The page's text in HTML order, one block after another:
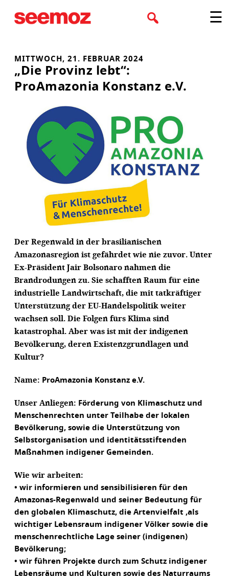
Inhalt
☰
MITTWOCH, 21. FEBRUAR 2024
„Die Provinz lebt“:
ProAmazonia Konstanz e.V.
Der Regenwald in der brasilianischen
Amazonasregion ist gefährdet wie nie zuvor. Unter
Ex-Präsident Jair Bolsonaro nahmen die
Brandrodungen zu. Sie schafften Raum für eine
industrielle Landwirtschaft, die mit tatkräftiger
Unterstützung der EU-Handelspolitik weiter
wachsen soll. Die Folgen fürs Klima sind
katastrophal. Aber was ist mit der indigenen
Bevölkerung, deren Existenzgrundlagen und
Kultur?
Name: ProAmazonia Konstanz e.V.
Unser Anliegen: Förderung von Klimaschutz und
Menschenrechten unter Teilhabe der lokalen
Bevölkerung, sowie die Unterstützung von
Selbstorganisation und identitätsstiftenden
Maßnahmen indigener Gemeinden.
Wie wir arbeiten:
• wir informieren und sensibilisieren für den
Amazonas-Regenwald und seiner Bedeutung für
den globalen Klimaschutz, die Artenvielfalt ,als
wichtiger Lebensraum indigener Völker sowie die
menschenrechtliche Lage seiner (indigenen)
Bevölkerung;
• wir führen Projekte durch zum Schutz indigener
Lebensräume und Kulturen sowie des Naturraums